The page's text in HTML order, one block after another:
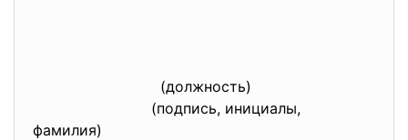
(должность)
(подпись, инициалы,
фамилия)